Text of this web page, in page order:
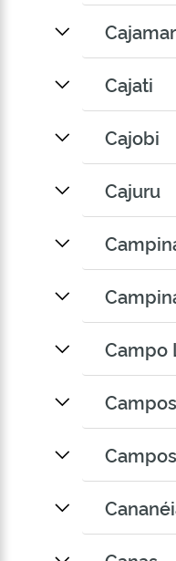
Cajamar
Cajati
Cajobi
Cajuru
Campo